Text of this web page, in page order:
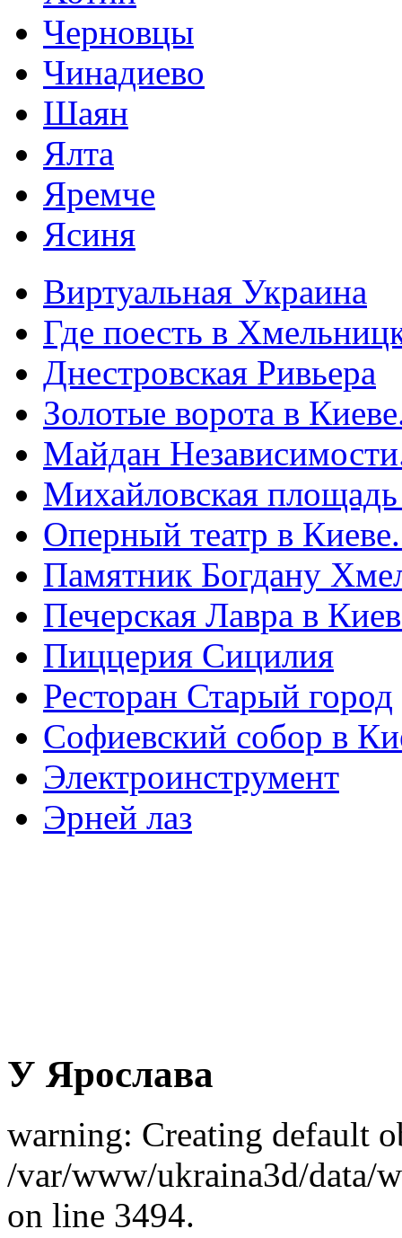
Черновцы
Чинадиево
Шаян
Ялта
Яремче
Ясиня
Виртуальная Украина
Где поесть в
Днестровская Ривьера
Золотые ворота в
Майдан
Михайловская
Оперный театр в
Памятник Богдану
Печерская Лавра в
Пиццерия Сицилия
Ресторан Старый город
Софиевский собор в
Электроинструмент
Эрней лаз
У Ярослава
warning: Creating default
/var/www/ukraina3d/data/
on line 3494.